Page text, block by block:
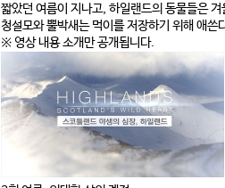
짧았던 여름이 지나고, 하일랜드의 동물들은
청설모와 뿔박새는 먹이를 저장하기 위해 애
※ 영상 내용 소개만 공개됩니다.